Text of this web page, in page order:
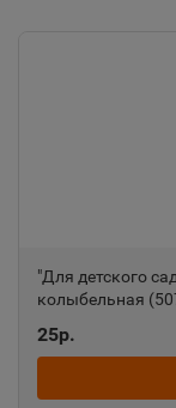
"Для детского
колыбельная
25р.